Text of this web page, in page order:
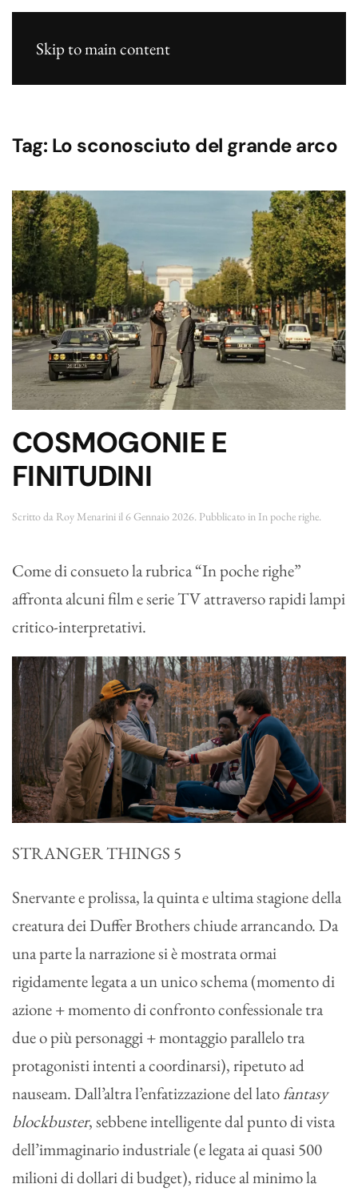
Skip to main content
Tag: Lo sconosciuto del grande arco
COSMOGONIE E
FINITUDINI
Scritto da Roy Menarini il6 Gennaio 2026. Pubblicato in In poche righe.
Come di consueto la rubrica “In poche righe”
affronta alcuni film e serie TV attraverso rapidi lampi
critico-interpretativi.
STRANGER THINGS 5
Snervante e prolissa, la quinta e ultima stagione della
creatura dei Duffer Brothers chiude arrancando. Da
una parte la narrazione si è mostrata ormai
rigidamente legata a un unico schema (momento di
azione + momento di confronto confessionale tra
due o più personaggi + montaggio parallelo tra
protagonisti intenti a coordinarsi), ripetuto ad
nauseam. Dall’altra l’enfatizzazione del latofantasy
blockbuster, sebbene intelligente dal punto di vista
dell’immaginario industriale (e legata ai quasi 500
milioni di dollari di budget), riduce al minimo la